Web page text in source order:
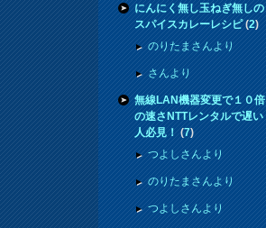
にんにく無し玉ねぎ無しの
スパイスカレーレシピ(2)
のりたまさんより
さんより
無線LAN機器変更で１０倍
の速さNTTレンタルで遅い
人必見！(7)
つよしさんより
のりたまさんより
つよしさんより